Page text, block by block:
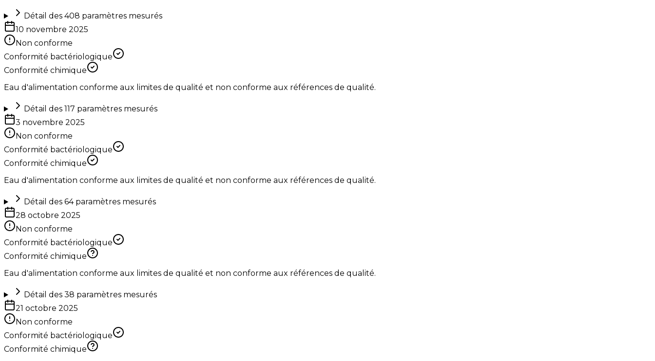
Détail des 408 paramètres mesurés
10 novembre 2025
Non conforme
Conformité bactériologique
Conformité chimique
Eau d'alimentation conforme aux limites de qualité et non conforme aux références de qualité.
Détail des 117 paramètres mesurés
3 novembre 2025
Non conforme
Conformité bactériologique
Conformité chimique
Eau d'alimentation conforme aux limites de qualité et non conforme aux références de qualité.
Détail des 64paramètres mesurés
28 octobre 2025
Non conforme
Conformité bactériologique
Conformité chimique
Eau d'alimentation conforme aux limites de qualité et non conforme aux références de qualité.
Détail des 38 paramètres mesurés
21 octobre 2025
Non conforme
Conformité bactériologique
Conformité chimique